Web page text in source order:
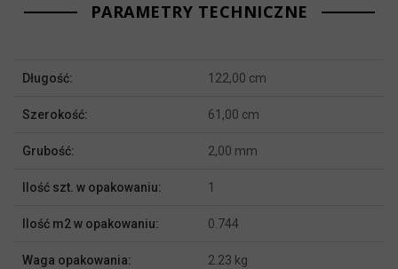
PARAMETRY TECHNICZNE
Więcej
Długość: 122,00 cm
Szerokość: 61,00 cm
Grubość: 2,00 mm
Ilość szt. w opakowaniu: 1
Ilość m2 w opakowaniu: 0.744
Waga opakowania: 2.23 kg